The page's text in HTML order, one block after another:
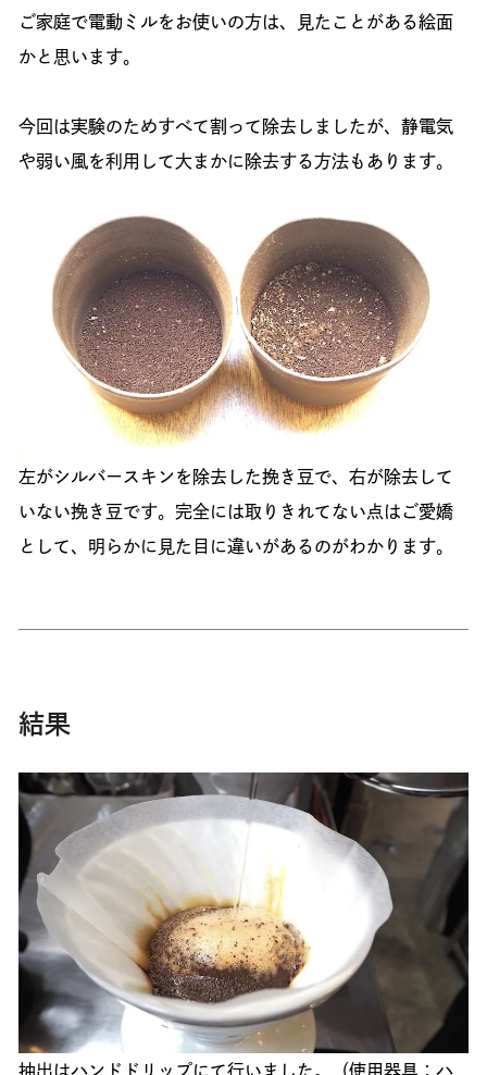
ご家庭で電動ミルをお使いの方は、見たことがある絵面
かと思います。
今回は実験のためすべて割って除去しましたが、静電気
や弱い風を利用して大まかに除去する方法もあります。
左がシルバースキンを除去した挽き豆で、右が除去して
いない挽き豆です。完全には取りきれてない点はご愛嬌
として、明らかに見た目に違いがあるのがわかります。
結果